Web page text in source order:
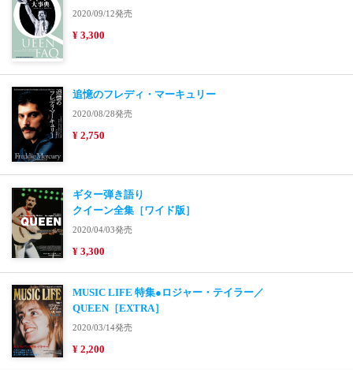
2020/09/12発売
¥ 3,300
追憶のフレディ・マーキュリー
2020/08/28発売
¥ 2,750
ギター弾き語り
クイーン全集［ワイド版］
2020/04/03発売
¥ 3,300
MUSIC LIFE 特集●ロジャー・テイラー／
QUEEN［EXTRA］
2020/03/14発売
¥ 2,200